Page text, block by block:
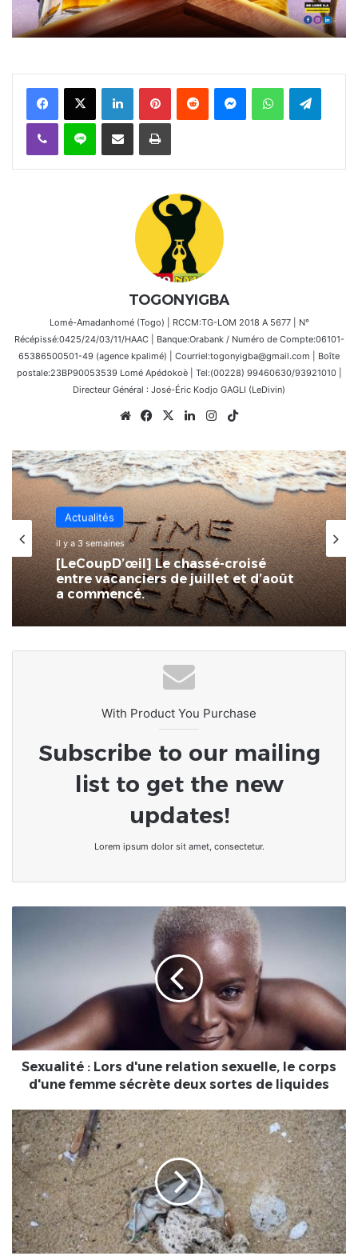
FacebookX Linkedin PinterestReddit MessengerWhatsAppTelegram
Viber Ligne Partager par email Imprimer
TOGONYIGBA
Lomé-Amadanhomé (Togo) | RCCM:TG-LOM 2018 A 5677 | N°
Récépissé:0425/24/03/11/HAAC | Banque:Orabank / Numéro de Compte:06101-
65386500501-49 (agence kpalimé) | Courriel:togonyigba@gmail.com | Boîte
postale:23BP90053539 Lomé Apédokoè | Tel:(00228) 99460630/93921010 |
Directeur Général : José-Éric Kodjo GAGLI (LeDivin)
WebsiteFacebook
X LinkedinInstagram
Actualités
il y a 3 semaines
[LeCoupD’œil] Le chassé-croisé
entre vacanciers de juillet et d’août
a commencé.
With Product You Purchase
Subscribe to our mailing
list to get the new
updates!
Lorem ipsum dolor sit amet, consectetur.
corps
d'une
femme
sécrète
sortes
de
liquides
Sexualité : Lors d'une relation sexuelle, le corps
d'une femme sécrète deux sortes de liquides
Environnement-
Covid-
19
:
Alerte
à
la
pollution
des